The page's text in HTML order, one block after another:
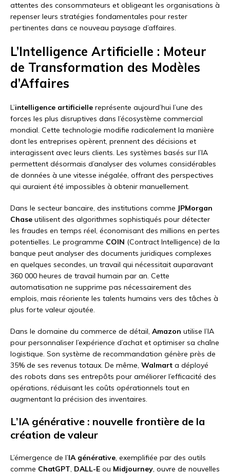
attentes des consommateurs et obligeant les organisations à
repenser leurs stratégies fondamentales pour rester
pertinentes dans ce nouveau paysage d’affaires.
L’Intelligence Artificielle : Moteur
de Transformation des Modèles
d’Affaires
L’intelligence artificielle représente aujourd’hui l’une des
forces les plus disruptives dans l’écosystème commercial
mondial. Cette technologie modifie radicalement la manière
dont les entreprises opèrent, prennent des décisions et
interagissent avec leurs clients. Les systèmes basés sur l’IA
permettent désormais d’analyser des volumes considérables
de données à une vitesse inégalée, offrant des perspectives
qui auraient été impossibles à obtenir manuellement.
Dans le secteur bancaire, des institutions comme JPMorgan
Chase utilisent des algorithmes sophistiqués pour détecter
les fraudes en temps réel, économisant des millions en pertes
potentielles. Le programme COIN (Contract Intelligence) de la
banque peut analyser des documents juridiques complexes
en quelques secondes, un travail qui nécessitait auparavant
360 000 heures de travail humain par an. Cette
automatisation ne supprime pas nécessairement des
emplois, mais réoriente les talents humains vers des tâches à
plus forte valeur ajoutée.
Dans le domaine du commerce de détail, Amazon utilise l’IA
pour personnaliser l’expérience d’achat et optimiser sa chaîne
logistique. Son système de recommandation génère près de
35% de ses revenus totaux. De même, Walmart a déployé
des robots dans ses entrepôts pour améliorer l’efficacité des
opérations, réduisant les coûts opérationnels tout en
augmentant la précision des inventaires.
L’IA générative : nouvelle frontière de la
création de valeur
L’émergence de l’IA générative, exemplifiée par des outils
comme ChatGPT, DALL-E ou Midjourney, ouvre de nouvelles